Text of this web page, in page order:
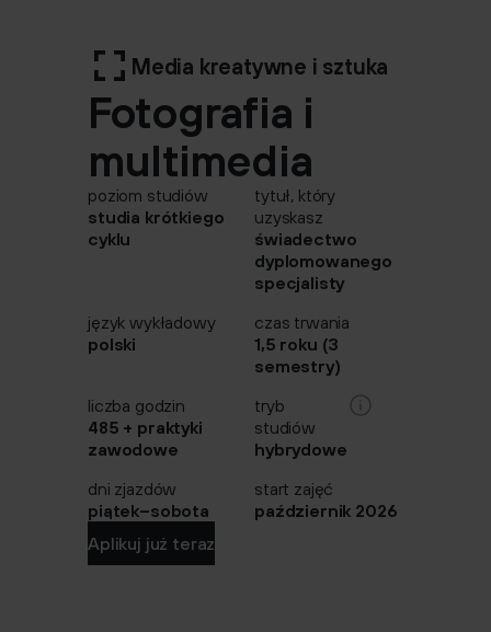
Media kreatywne i sztuka
Fotografia i
multimedia
poziom studiów
studia krótkiego
cyklu
tytuł, który
uzyskasz
świadectwo
dyplomowanego
specjalisty
język wykładowy
polski
czas trwania
1,5 roku (3
semestry)
liczba godzin
485 + praktyki
zawodowe
tryb
studiów
hybrydowe
dni zjazdów
piątek–sobota
start zajęć
październik 2026
Aplikuj już teraz